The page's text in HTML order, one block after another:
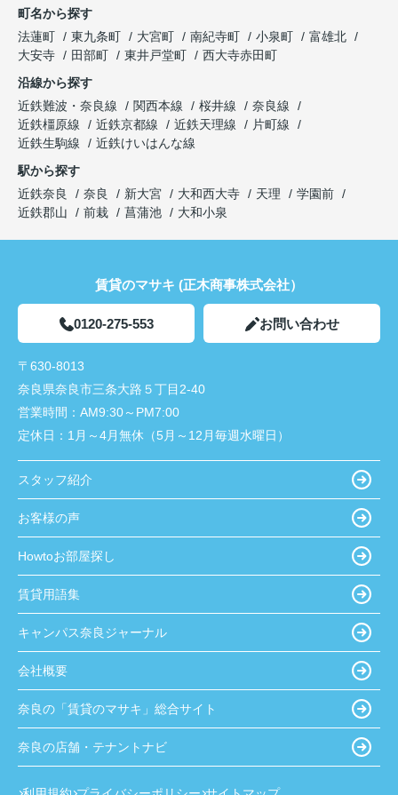
町名から探す
法蓮町
東九条町 大宮町 南紀寺町 小泉町
富雄北
大安寺
田部町 東井戸堂町
西大寺赤田町
沿線から探す
近鉄難波・奈良線
関西本線 桜井線
奈良線
近鉄橿原線
近鉄京都線 近鉄天理線
片町線
近鉄生駒線
近鉄けいはんな線
駅から探す
近鉄奈良
奈良 新大宮 大和西大寺 天理
学園前
近鉄郡山
前栽 菖蒲池 大和小泉
賃貸のマサキ (正木商事株式会社）
0120-275-553 お問い合わせ
〒630-8013
奈良県奈良市三条大路５丁目2-40
営業時間： AM9:30～PM7:00
定休日： 1月～4月無休（5月～12月毎週水曜日）
スタッフ紹介
お客様の声
Howtoお部屋探し
賃貸用語集
キャンパス奈良ジャーナル
会社概要
奈良の「賃貸のマサキ」総合サイト
奈良の店舗・テナントナビ